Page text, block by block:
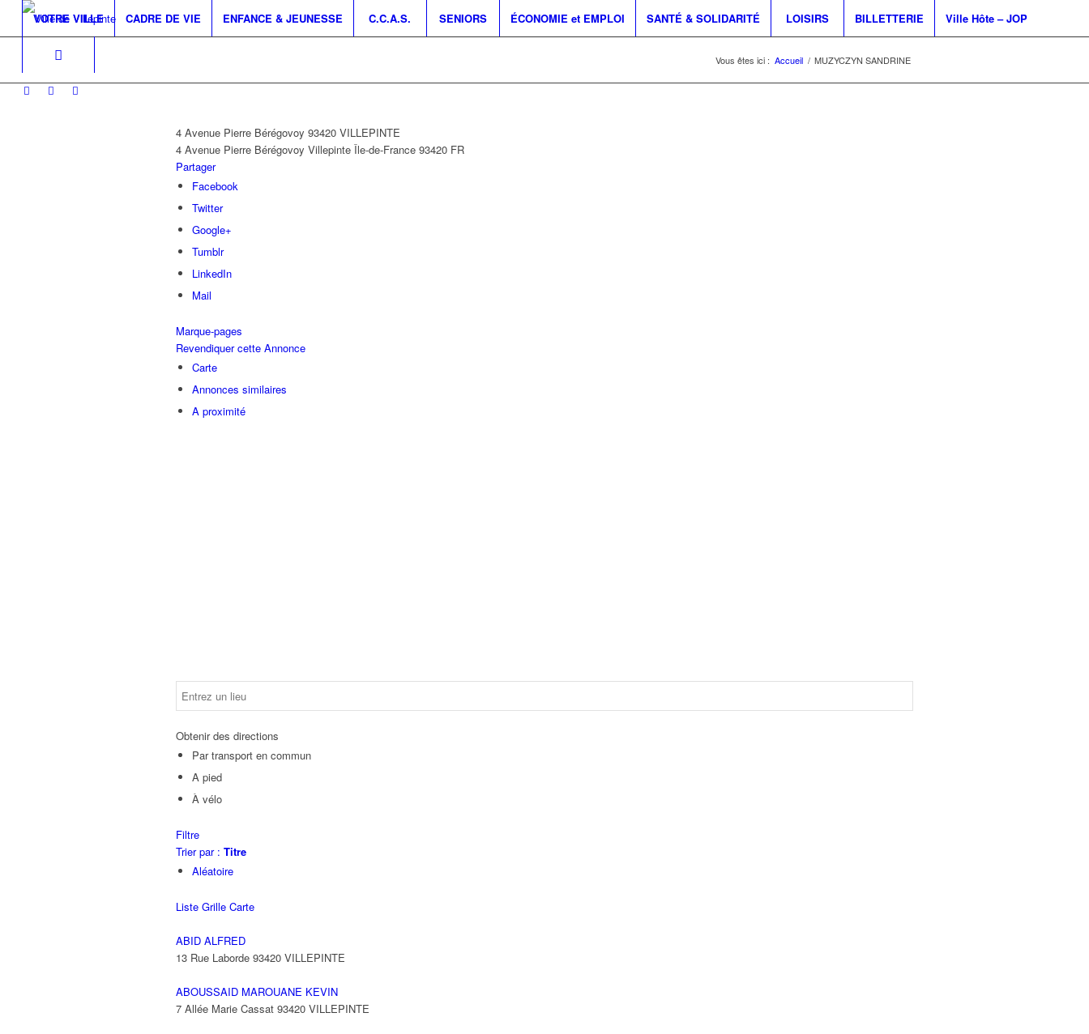
VOTRE VILLE CADRE DE VIE ENFANCE & JEUNESSE C.C.A.S. SENIORS ÉCONOMIE et EMPLOI SANTÉ & SOLIDARITÉ LOISIRS BILLETTERIE Ville Hôte – JOP
Vous êtes ici : Accueil / MUZYCZYN SANDRINE
4 Avenue Pierre Bérégovoy 93420 VILLEPINTE
4 Avenue Pierre Bérégovoy Villepinte Île-de-France 93420 FR
Partager
Facebook
Twitter
Google+
Tumblr
LinkedIn
Mail
Marque-pages
Revendiquer cette Annonce
Carte
Annonces similaires
A proximité
Obtenir des directions
Par transport en commun
A pied
À vélo
Filtre
Trier par : Titre
Aléatoire
Liste Grille Carte
ABID ALFRED
13 Rue Laborde 93420 VILLEPINTE
ABOUSSAID MAROUANE KEVIN
7 Allée Marie Cassat 93420 VILLEPINTE